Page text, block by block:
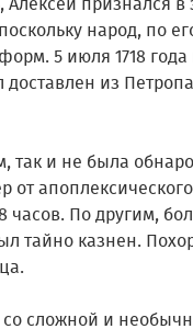
признался в
народ, по
5 июля 1718
из
так и не была
часов. По другим,
тайно казнен.
сложной и